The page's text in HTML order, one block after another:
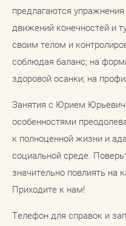
предлагаются
движений конечностей и
своим телом и
соблюдая баланс; на
здоровой осанки; на
Занятия с Юрием
особенностями
к полноценной жизни и
социальной среде.
значительно повлиять на
Приходите к нам!
Телефон для справок и